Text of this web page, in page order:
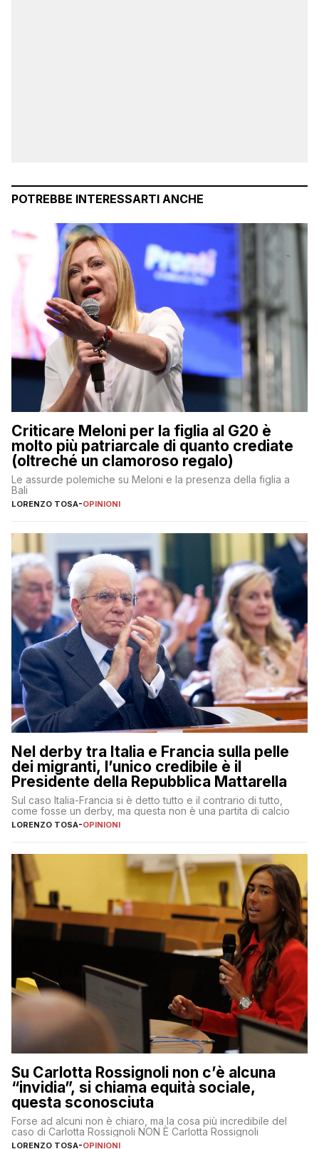
POTREBBE INTERESSARTI ANCHE
Criticare Meloni per la figlia al G20 è
molto più patriarcale di quanto crediate
(oltreché un clamoroso regalo)
Le assurde polemiche su Meloni e la presenza della figlia a
Bali
LORENZO TOSA-OPINIONI
Nel derby tra Italia e Francia sulla pelle
dei migranti, l’unico credibile è il
Presidente della Repubblica Mattarella
Sul caso Italia-Francia si è detto tutto e il contrario di tutto,
come fosse un derby, ma questa non è una partita di calcio
LORENZO TOSA-OPINIONI
Su Carlotta Rossignoli non c’è alcuna
“invidia”, si chiama equità sociale,
questa sconosciuta
Forse ad alcuni non è chiaro, ma la cosa più incredibile del
caso di Carlotta Rossignoli NON È Carlotta Rossignoli
LORENZO TOSA-OPINIONI